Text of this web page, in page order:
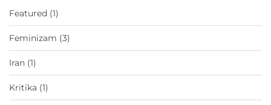
Featured (1)
Feminizam (3)
Iran (1)
Kritika (1)